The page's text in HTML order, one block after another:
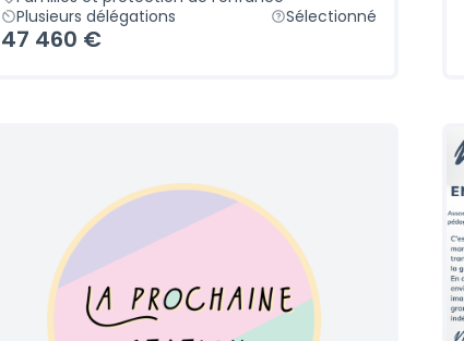
Plusieurs délégations
Sélectionné
47 460 €